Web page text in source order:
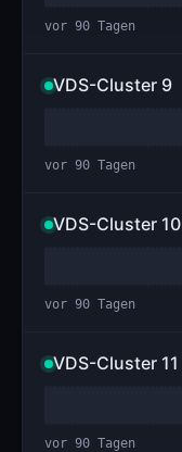
vor 90 Tagen
VDS-Cluster 9
vor 90 Tagen
VDS-Cluster 10
vor 90 Tagen
VDS-Cluster 11
vor 90 Tagen